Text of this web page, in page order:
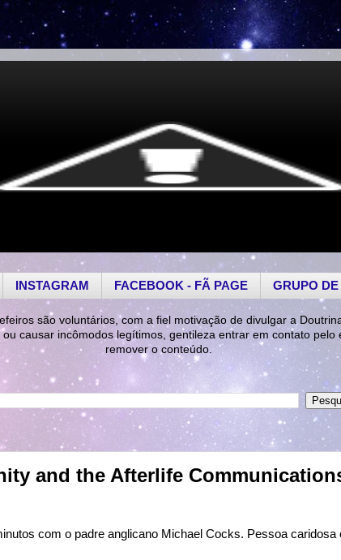
INSTAGRAM FACEBOOK - FÃ PAGE GRUPO
são voluntários, com a fiel motivação de divulgar a
causar incômodos legítimos, gentileza entrar em contato pelo
remover o conteúdo.
and the Afterlife
com o padre anglicano Michael Cocks. Pessoa caridosa